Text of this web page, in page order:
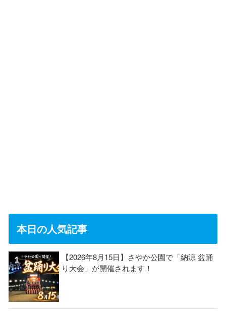
本日の人気記事
【2026年8月15日】さやか公園で「納涼 盆踊
り大会」が開催されます！